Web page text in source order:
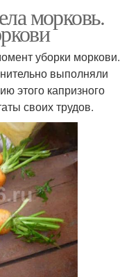
морковь.
уборки моркови.
выполняли
этого капризного
своих трудов.